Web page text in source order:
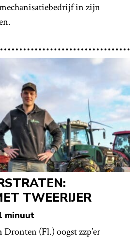
in zijn
TWEERIJER
minuut
(Fl.) oogst zzp’er